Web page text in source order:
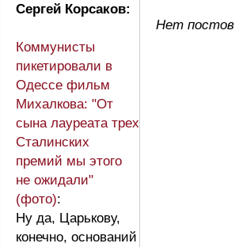
Сергей Корсаков:
Коммунисты
пикетировали в
Одессе фильм
Михалкова: "От
сына лауреата трех
Сталинских
премий мы этого
не ожидали"
(фото):
Ну да, Царькову,
конечно, оснований
Нет постов